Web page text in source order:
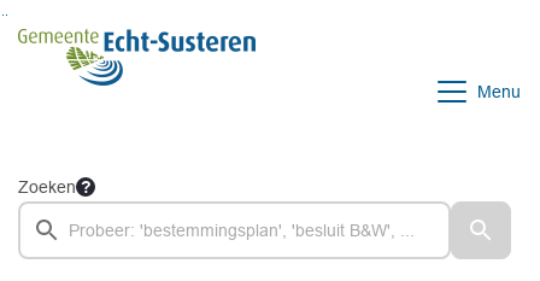
Ga naar de inhoud van deze pagina
Ga naar het zoeken
Ga naar het menu
Menu
Zoeken